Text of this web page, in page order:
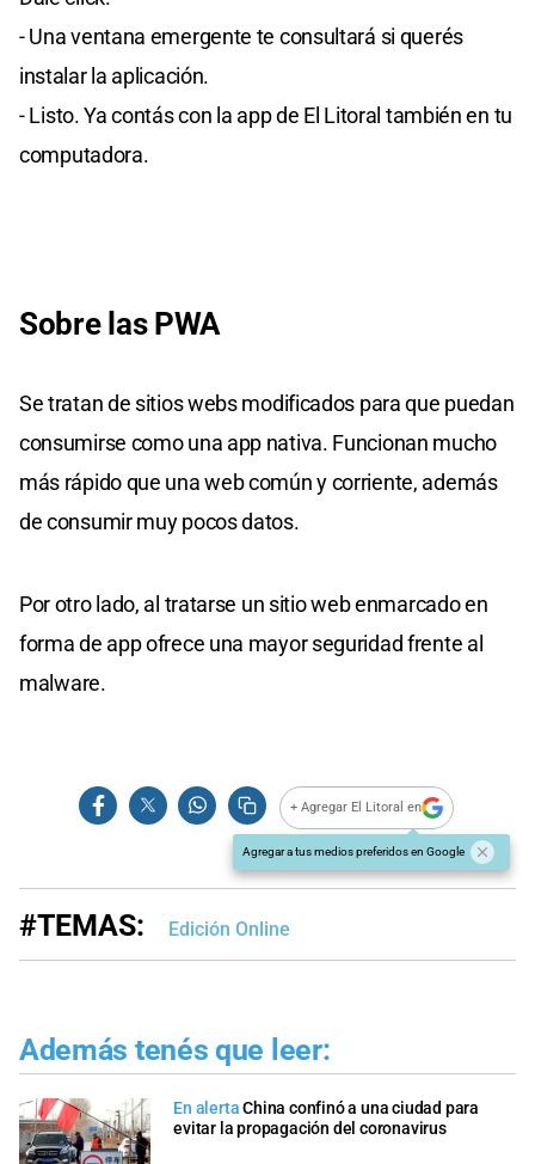
- Una ventana emergente te consultará si querés
instalar la aplicación.
- Listo. Ya contás con la app de El Litoral también en tu
computadora.
Sobre las PWA
Se tratan de sitios webs modificados para que puedan
consumirse como una app nativa. Funcionan mucho
más rápido que una web común y corriente, además
de consumir muy pocos datos.
Por otro lado, al tratarse un sitio web enmarcado en
forma de app ofrece una mayor seguridad frente al
malware.
+ Agregar El Litoral en
Agregar a tus medios preferidos en Google
#TEMAS: Edición Online
Además tenés que leer:
En alertaChina confinó a una ciudad para
evitar la propagación del coronavirus